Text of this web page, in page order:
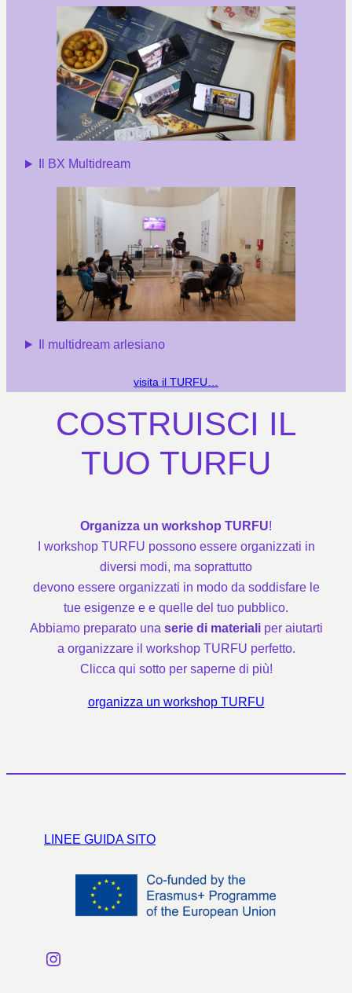
Il BX Multidream
Il multidream arlesiano
visita il TURFU…
COSTRUISCI IL
TUO TURFU
Organizza un workshop TURFU!
I workshop TURFU possono essere organizzati in
diversi modi, ma soprattutto
devono essere organizzati in modo da soddisfare le
tue esigenze e e quelle del tuo pubblico.
Abbiamo preparato una serie di materialiper aiutarti
a organizzare il workshop TURFU perfetto.
Clicca qui sotto per saperne di più!
organizza un workshop TURFU
LINEE GUIDA SITO
Instagram